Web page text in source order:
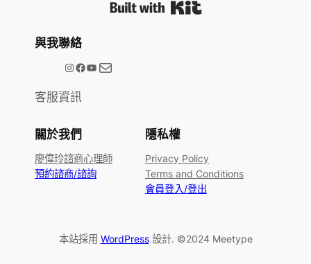
與我聯絡
@meetype.tw Facebook YouTube 電子郵件
客服資訊
關於我們
廖偉玲諮商心理師
預約諮商/諮詢
隱私權
Privacy Policy
Terms and Conditions
會員登入/登出
本站採用 WordPress設計. ©2024 Meetype